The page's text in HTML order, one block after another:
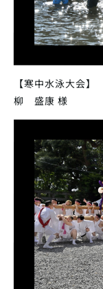
【寒中水泳大会】
柳 盛康 様